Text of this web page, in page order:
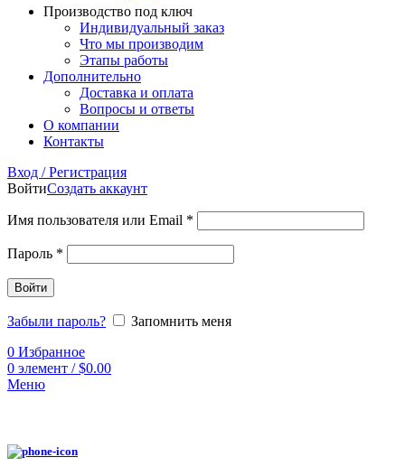
Производство под ключ
Индивидуальный заказ
Что мы производим
Этапы работы
Дополнительно
Доставка и оплата
Вопросы и ответы
О компании
Контакты
Вход / Регистрация
ВойтиСоздать аккаунт
Имя пользователя или Email *
Пароль *
Войти
Забыли пароль?
Запомнить меня
0 Избранное
0 элемент / $0.00
Меню